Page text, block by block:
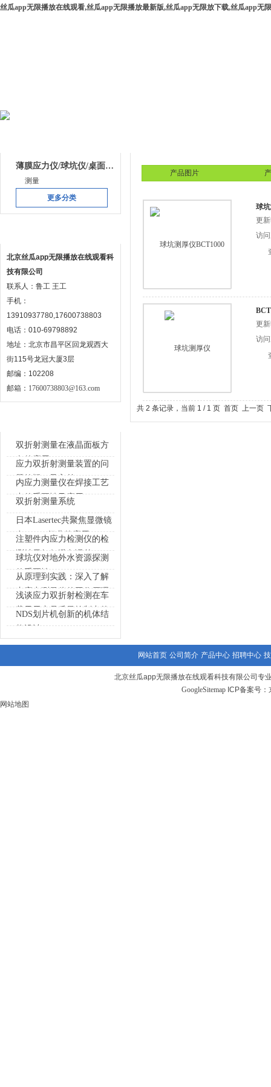
丝瓜app无限播放在线观看,丝瓜app无限播放最新版,丝瓜app无限放下载,丝瓜app无
薄膜应力仪/球坑仪/桌面级镀膜系统
测量
更多分类
北京丝瓜app无限播放在线观看科
技有限公司
联系人：鲁工 王工
手机：
13910937780,17600738803
电话：010-69798892
地址：北京市昌平区回龙观西大
街115号龙冠大厦3层
邮编：102208
邮箱： 17600738803@163.com
双折射测量在液晶面板方
向的应用
应力双折射测量装置的问
题答疑（导入前）
内应力测量仪在焊接工艺
中的重要性及应用
双折射测量系统
日本Lasertec共聚焦显微镜
在OLED行业的应用
注塑件内应力检测仪的检
测结果如何避免误差
球坑仪对地外水资源探测
的重要性
从原理到实践：深入了解
内应力测量仪的工作原理
浅谈应力双折射检测在车
载显示产品质量控制中的
作用
NDS划片机创新的机体结
构设计
产品图片
球
更新
访问
更新
访问
共 2 条记录，当前 1 / 1 页 首页 上一
网站首页 公司简介 产品中心 招聘中心
北京丝瓜app无限播放在线观看科技有限公司专
GoogleSitemap ICP备案号：
网站地图